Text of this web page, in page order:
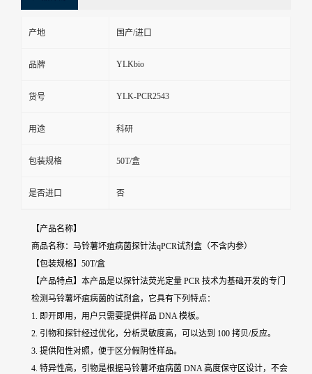
产地 国产/进口
品牌 YLKbio
货号 YLK-PCR2543
用途 科研
包装规格 50T/盒
是否进口 否
【产品名称】
商品名称：马铃薯坏疽病菌探针法qPCR试剂盒（不含内参）
【包装规格】50T/盒
【产品特点】本产品是以探针法荧光定量 PCR 技术为基础开发的专门
检测马铃薯坏疽病菌的试剂盒，它具有下列特点：
1. 即开即用，用户只需要提供样品 DNA 模板。
2. 引物和探针经过优化，分析灵敏度高，可以达到 100 拷贝/反应。
3. 提供阳性对照，便于区分假阴性样品。
4. 特异性高，引物是根据马铃薯坏疽病菌 DNA 高度保守区设计，不会